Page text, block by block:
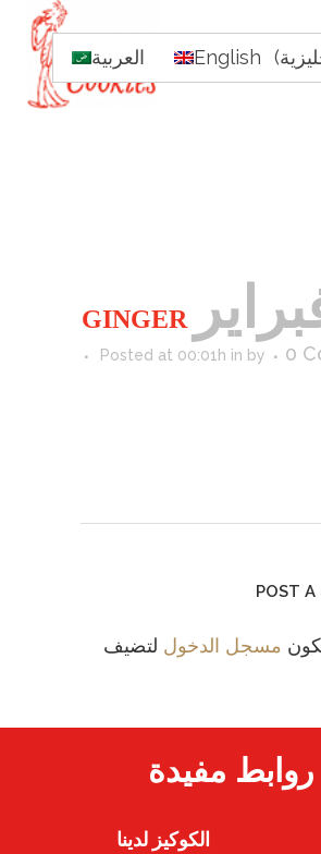
العربية English (
Posted at 00:01h in by
0
POST
مسجل الدخول لتضيف
روابط مفيدة
الكوكيز لدينا